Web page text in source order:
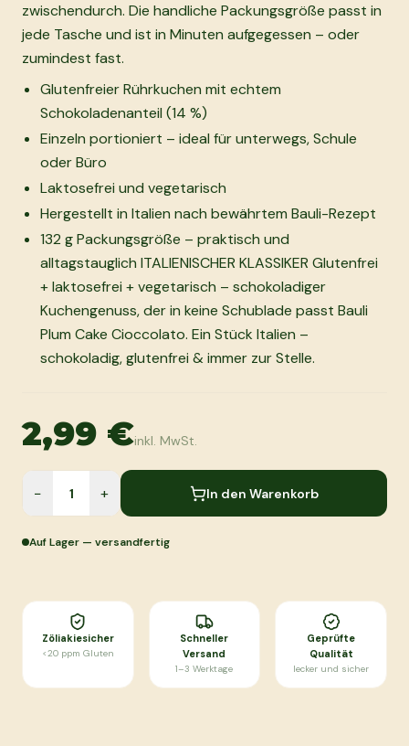
zwischendurch. Die handliche Packungsgröße passt in
jede Tasche und ist in Minuten aufgegessen – oder
zumindest fast.
Glutenfreier Rührkuchen mit echtem
Schokoladenanteil (14 %)
Einzeln portioniert – ideal für unterwegs, Schule
oder Büro
Laktosefrei und vegetarisch
Hergestellt in Italien nach bewährtem Bauli-Rezept
132 g Packungsgröße – praktisch und
alltagstauglich ITALIENISCHER KLASSIKER Glutenfrei
+ laktosefrei + vegetarisch – schokoladiger
Kuchengenuss, der in keine Schublade passt Bauli
Plum Cake Cioccolato. Ein Stück Italien –
schokoladig, glutenfrei & immer zur Stelle.
2,99 €inkl. MwSt.
− + In den Warenkorb
Auf Lager — versandfertig
Zöliakiesicher
<20 ppm Gluten
Schneller
Versand
1–3 Werktage
Geprüfte
Qualität
lecker und sicher